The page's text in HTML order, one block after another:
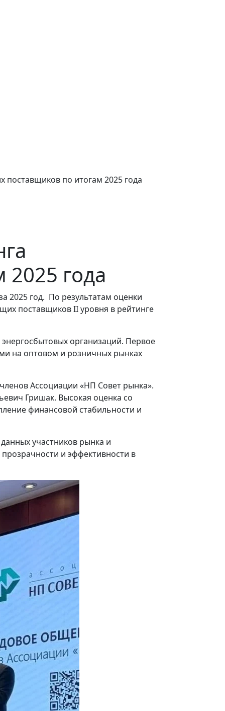
по итогам 2025 года
года
2025 год. По результатам оценки
поставщиков II уровня в рейтинге
организаций. Первое
на оптовом и розничных рынках
Ассоциации «НП Совет рынка».
Гришак. Высокая оценка со
финансовой стабильности и
участников рынка и
и эффективности в